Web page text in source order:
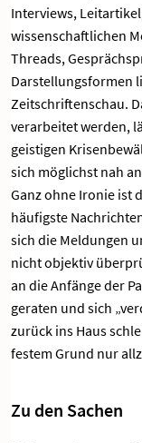
Interviews,
wissenschaftlichen
Threads,
Darstellungsformen
Zeitschriftenschau.
verarbeitet werden,
geistigen
sich möglichst nah
Ganz ohne Ironie ist
häufigste
sich die Meldungen
nicht objektiv
an die Anfänge der
geraten und sich
zurück ins Haus
festem Grund nur
Zu den Sachen